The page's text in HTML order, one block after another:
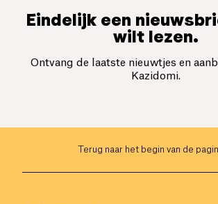
Eindelijk een
wilt lezen.
Ontvang de laatste nieuwtjes en
Kazidomi.
Terug naar het begin van de